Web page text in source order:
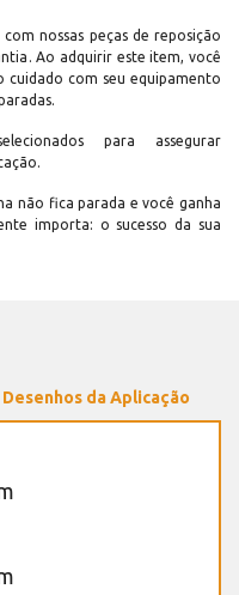
nossas peças de reposição
Ao adquirir este item, você
com seu equipamento
para assegurar
não fica parada e você ganha
importa: o sucesso da sua
Desenhos da Aplicação